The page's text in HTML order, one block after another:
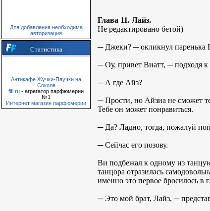
Для добавления необходима
авторизация
Статистика
Антикафе Жучки-Паучки на
Соколе
fifi.ru - агрегатор парфюмерии
№1
Интернет магазин парфюмерии
Глава 11. Лайз.
Не редактировано бетой)
─ Джеки? ─ окликнул паренька
─ Оу, привет Виатт, ─ подходя к
─ А где Айз?
─ Прости, но Айзиа не сможет
Тебе он может понравиться.
─ Да? Ладно, тогда, пожалуй
─ Сейчас его позову.
Ви подбежал к одному из
танцора отразилась
именно это первое бросилось в
─ Это мой брат, Лайз, ─